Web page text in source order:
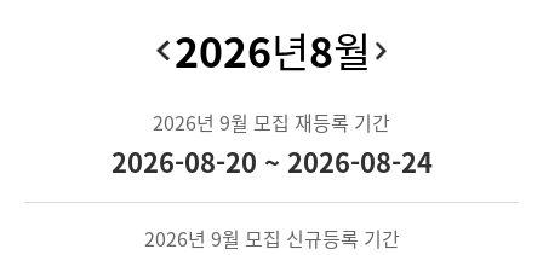
2026년8월
2026년 9월 모집 재등록 기간
2026-08-20 ~ 2026-08-24
2026년 9월 모집 신규등록 기간